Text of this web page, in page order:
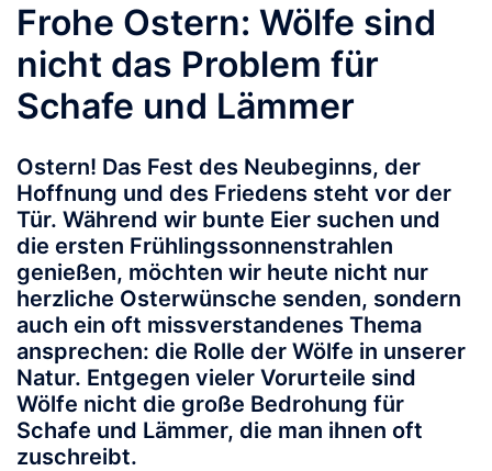
Frohe Ostern: Wölfe sind
nicht das Problem für
Schafe und Lämmer
Ostern! Das Fest des Neubeginns, der
Hoffnung und des Friedens steht vor der
Tür. Während wir bunte Eier suchen und
die ersten Frühlingssonnenstrahlen
genießen, möchten wir heute nicht nur
herzliche Osterwünsche senden, sondern
auch ein oft missverstandenes Thema
ansprechen: die Rolle der Wölfe in unserer
Natur. Entgegen vieler Vorurteile sind
Wölfe nicht die große Bedrohung für
Schafe und Lämmer, die man ihnen oft
zuschreibt.